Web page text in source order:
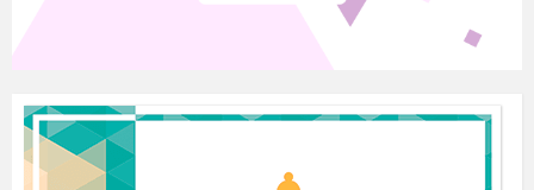
Київ у житті
М.Булгакова